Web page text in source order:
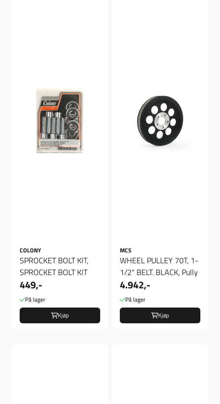
COLONY
SPROCKET BOLT KIT,
SPROCKET BOLT KIT
449,-
På lager
Kjøp
MCS
WHEEL PULLEY 70T, 1-
1/2" BELT. BLACK, Pully
4.942,-
På lager
Kjøp